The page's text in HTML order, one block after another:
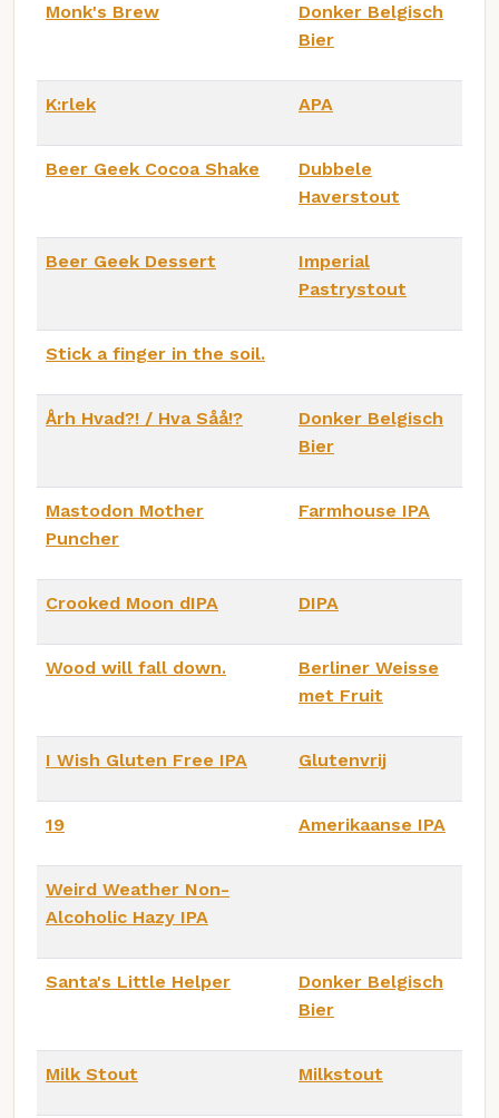
Monk's Brew
Donker Belgisch
Bier
K:rlek APA
Beer Geek Cocoa Shake
Dubbele
Haverstout
Beer Geek Dessert
Imperial
Pastrystout
Stick a finger in the soil.
Årh Hvad?! / Hva Såå!?
Donker Belgisch
Bier
Mastodon Mother
Puncher
Farmhouse IPA
Crooked Moon dIPA DIPA
Wood will fall down.
Berliner Weisse
met Fruit
I Wish Gluten Free IPA Glutenvrij
19 Amerikaanse IPA
Weird Weather Non-
Alcoholic Hazy IPA
Santa's Little Helper
Donker Belgisch
Bier
Milk Stout Milkstout